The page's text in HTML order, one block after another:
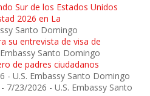
Sur de los Estados Unidos
2026 en La
Santo Domingo
su entrevista de visa de
Embassy Santo Domingo
de padres ciudadanos
- U.S. Embassy Santo Domingo
- 7/23/2026 - U.S. Embassy Santo